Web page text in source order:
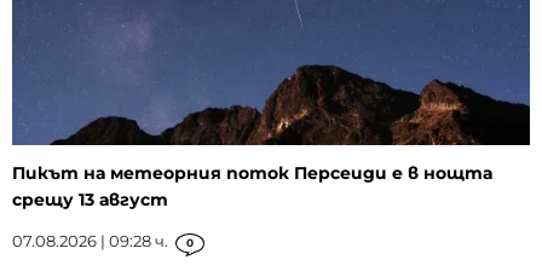
Пикът на метеорния поток Персеиди е в нощта
срещу 13 август
07.08.2026 | 09:28 ч. 0